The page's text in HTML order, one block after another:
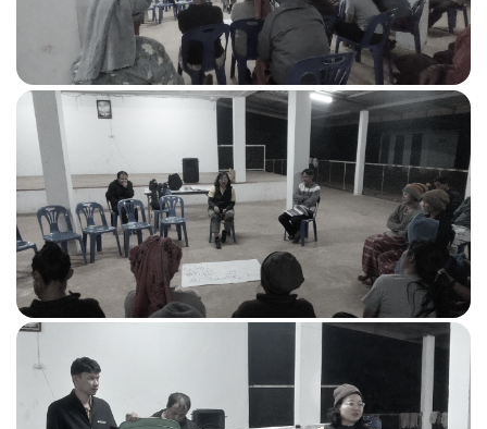
ศูนย์รับข้อร้องเรียน (e-Pittion)
ระบบบัญชีข้อมูลเปิดสาธารณะ สป.พน. (Data
Catalog)
ระบบสารสนเทศเพื่อสนับสนุนการบริหารจัดการและ
ปฏิบัติงานตามภารกิจในรูปแบบ สำนักงานไร้กระดาษ
หรือสำนักงานอัตโนมัติ (Office Automation)
สั่งซื้อแผนที่แปลงสัมปทานปิโตรเลียม
ระบบขอความเห็นชอบการนำเข้า ส่งออกน้ำมันเชื้อ
เพลิงทางอิเล็กทรอนิกส์
ระบบให้บริการอนุมัติ อนุญาต และขอความเห็นชอบ
เพื่อค้าน้ำมันเชื้อเพลิง